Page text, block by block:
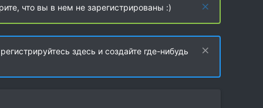
что вы в нем не зарегистрированы :)
здесь и создайте где-нибудь